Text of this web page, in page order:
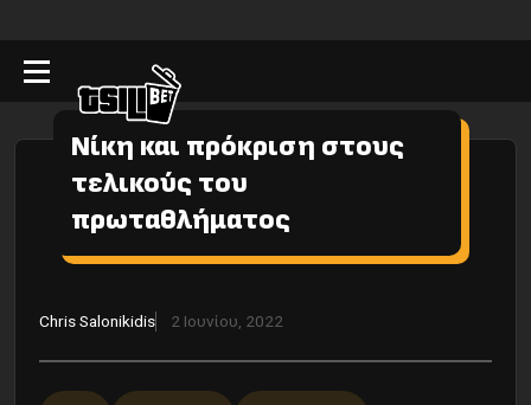
Νίκη και πρόκριση στους
τελικούς του
πρωταθλήματος
Chris Salonikidis 2 Ιουνίου, 2022